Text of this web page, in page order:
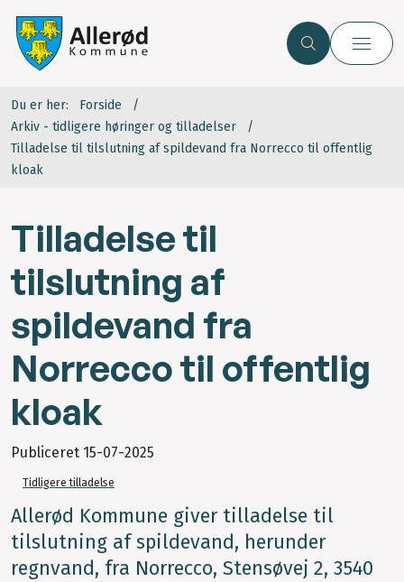
Du er her:
Forside
Arkiv - tidligere høringer og tilladelser
Tilladelse til tilslutning af spildevand fra Norrecco til offentlig
kloak
Tilladelse til
tilslutning af
spildevand fra
Norrecco til offentlig
kloak
Publiceret 15-07-2025
Tidligere tilladelse
Allerød Kommune giver tilladelse til
tilslutning af spildevand, herunder
regnvand, fra Norrecco, Stensøvej 2, 3540